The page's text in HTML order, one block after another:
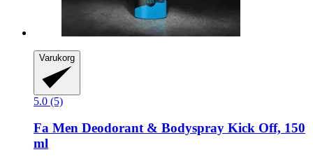
Varukorg
5.0 (5)
Fa Men Deodorant & Bodyspray Kick Off, 150
ml